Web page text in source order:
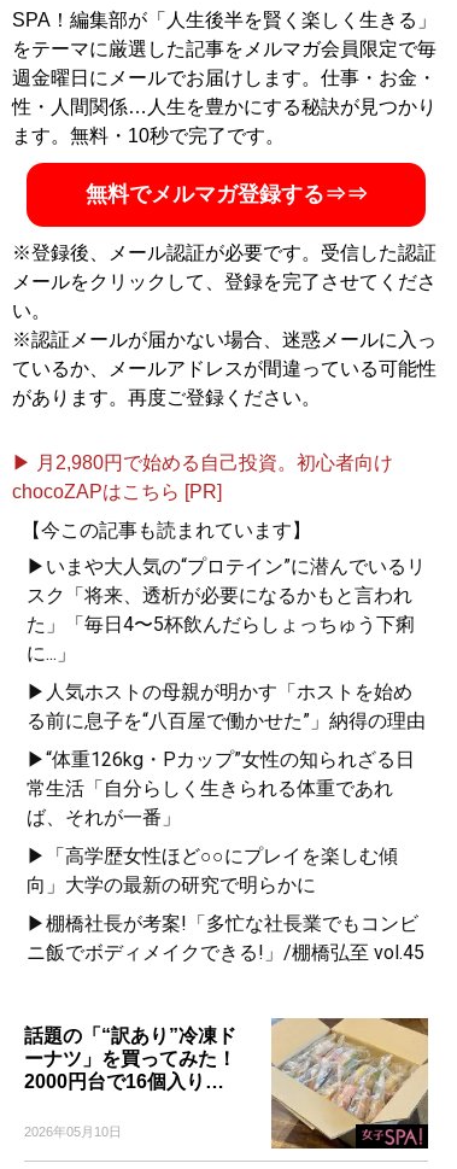
社、出品サービス事業部にて2年間のトップセールス、
同社大阪支社の立ち上げを経験。マーケティングマネー
ジャーとしてAmazonスポンサープロダクト広告の立ち
上げを経験。株式会社GROOVEおよび Amazon D2Cメ
ーカーの株式会社AINEXTを創業。立ち上げ6年で2社合
計年商50億円を達成。Youtubeチャンネル「
EC大学
」を運営。紀州漆器（山家漆器店）など地方の伝
統工芸の再生や、老舗刃物メーカー（貝印）のEC進出支
援にも積極的に取り組む。幼少期からの鉄道好きの延長
で月10日以上は日本全国を旅している
記事一覧へ
SPA！編集部が「人生後半を賢く楽しく生きる」
をテーマに厳選した記事をメルマガ会員限定で毎
週金曜日にメールでお届けします。仕事・お金・
性・人間関係…人生を豊かにする秘訣が見つかり
ます。無料・10秒で完了です。
無料でメルマガ登録する⇒⇒
※登録後、メール認証が必要です。受信した認証
メールをクリックして、登録を完了させてくださ
い。
※認証メールが届かない場合、迷惑メールに入っ
ているか、メールアドレスが間違っている可能性
があります。再度ご登録ください。
▶ 月2,980円で始める自己投資。初心者向け
chocoZAPはこちら [PR]
【今この記事も読まれています】
▶いまや大人気の“プロテイン”に潜んでいるリ
スク「将来、透析が必要になるかもと言われ
た」「毎日4〜5杯飲んだらしょっちゅう下痢
に...」
▶人気ホストの母親が明かす「ホストを始め
る前に息子を“八百屋で働かせた”」納得の理由
▶“体重126kg・Pカップ”女性の知られざる日
常生活「自分らしく生きられる体重であれ
ば、それが一番」
▶「高学歴女性ほど○○にプレイを楽しむ傾
向」大学の最新の研究で明らかに
▶棚橋社長が考案!「多忙な社長業でもコンビ
ニ飯でボディメイクできる!」/棚橋弘至 vol.45
話題の「“訳あり”冷凍ド
ーナツ」を買ってみた！
2000円台で16個入り…
2026年05月10日